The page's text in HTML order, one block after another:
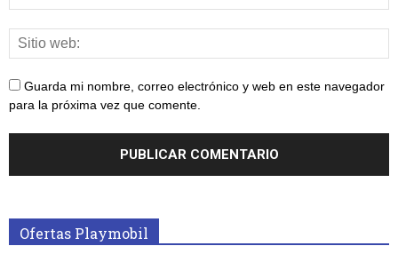
Guarda mi nombre, correo electrónico y web en este navegador
para la próxima vez que comente.
Ofertas Playmobil